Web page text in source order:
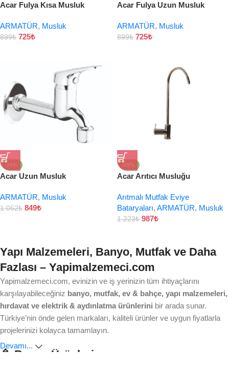
Acar Fulya Kısa Musluk
ARMATÜR, Musluk
899₺ 725₺
Acar Fulya Uzun Musluk
ARMATÜR, Musluk
899₺ 725₺
-19%
Acar Uzun Musluk
ARMATÜR, Musluk
1.052₺ 849₺
-19%
Acar Arıtıcı Musluğu
Arıtmalı Mutfak Eviye
Bataryaları, ARMATÜR, Musluk
1.223₺ 987₺
Yapı Malzemeleri, Banyo, Mutfak ve Daha
Fazlası – Yapimalzemeci.com
Yapimalzemeci.com, evinizin ve iş yerinizin tüm ihtiyaçlarını
karşılayabileceğiniz banyo, mutfak, ev & bahçe, yapı malzemeleri,
hırdavat ve elektrik & aydınlatma ürünlerini bir arada sunar.
Türkiye’nin önde gelen markaları, kaliteli ürünler ve uygun fiyatlarla
projelerinizi kolayca tamamlayın.
🚿 Banyo Ürünleri
Devamı...